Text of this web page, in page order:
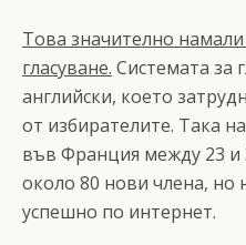
Това значително
гласуване. Системата за
английски, което
от избирателите. Така
във Франция между 23 и
около 80 нови члена, но
успешно по интернет.